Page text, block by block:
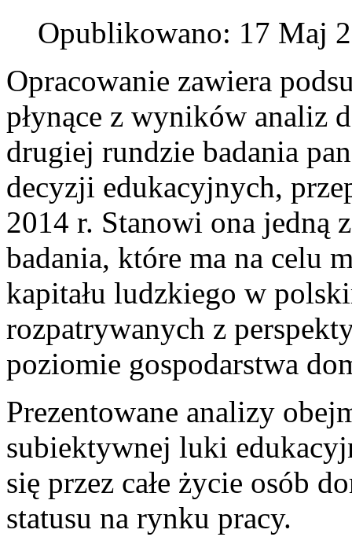
Opublikowano: 17 Maj
Opracowanie zawiera
płynące z wyników analiz
drugiej rundzie badania
decyzji edukacyjnych,
2014 r. Stanowi ona jedną
badania, które ma na celu
kapitału ludzkiego w
rozpatrywanych z
poziomie gospodarstwa
Prezentowane analizy
subiektywnej luki
się przez całe życie osób
statusu na rynku pracy.